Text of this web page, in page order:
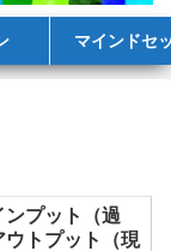
マインドセ
ンプット（過
ウトプット（現